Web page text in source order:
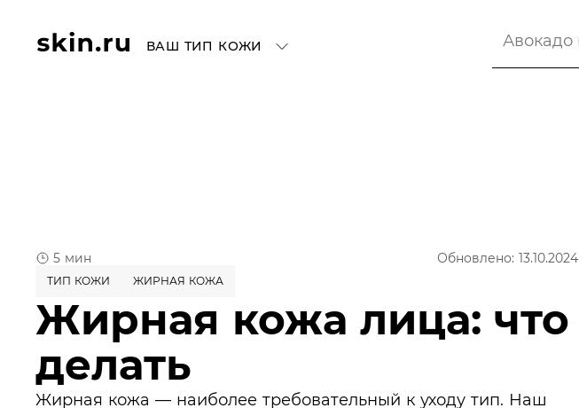
ВАШ ТИП КОЖИ
5 мин Обновлено: 13.10.2024
ТИП КОЖИ ЖИРНАЯ КОЖА
Жирная кожа лица: что
делать
Жирная кожа — наиболее требовательный к уходу тип. Наш